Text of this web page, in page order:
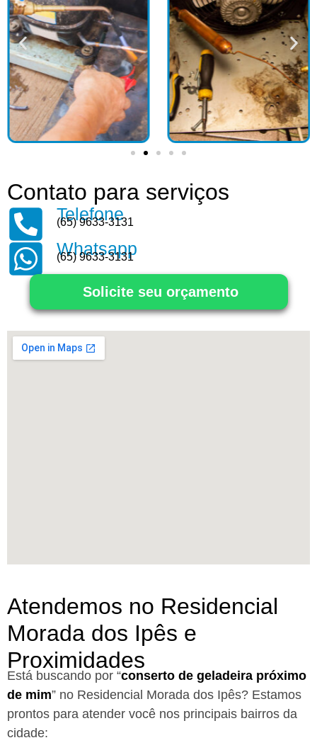
Contato para serviços
Telefone
(65) 9633-3131
Whatsapp
(65) 9633-3131
Solicite seu orçamento
Atendemos no Residencial
Morada dos Ipês e
Proximidades
Está buscando por “conserto de geladeira próximo
de mim” no Residencial Morada dos Ipês? Estamos
prontos para atender você nos principais bairros da
cidade: